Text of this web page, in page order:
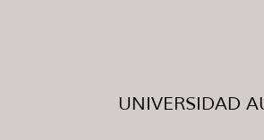
UNIVERSIDAD